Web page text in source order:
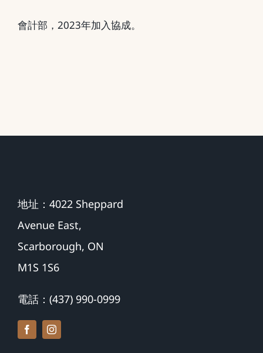
會計部，2023年加入協成。
地址：4022 Sheppard
Avenue East,
Scarborough, ON
M1S 1S6
電話：(437) 990-0999